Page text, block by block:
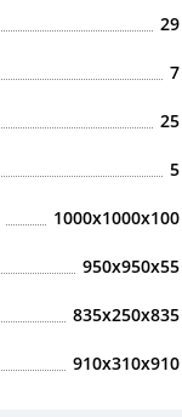
29
7
25
5
1000x1000x100
950x950x55
835x250x835
910x310x910